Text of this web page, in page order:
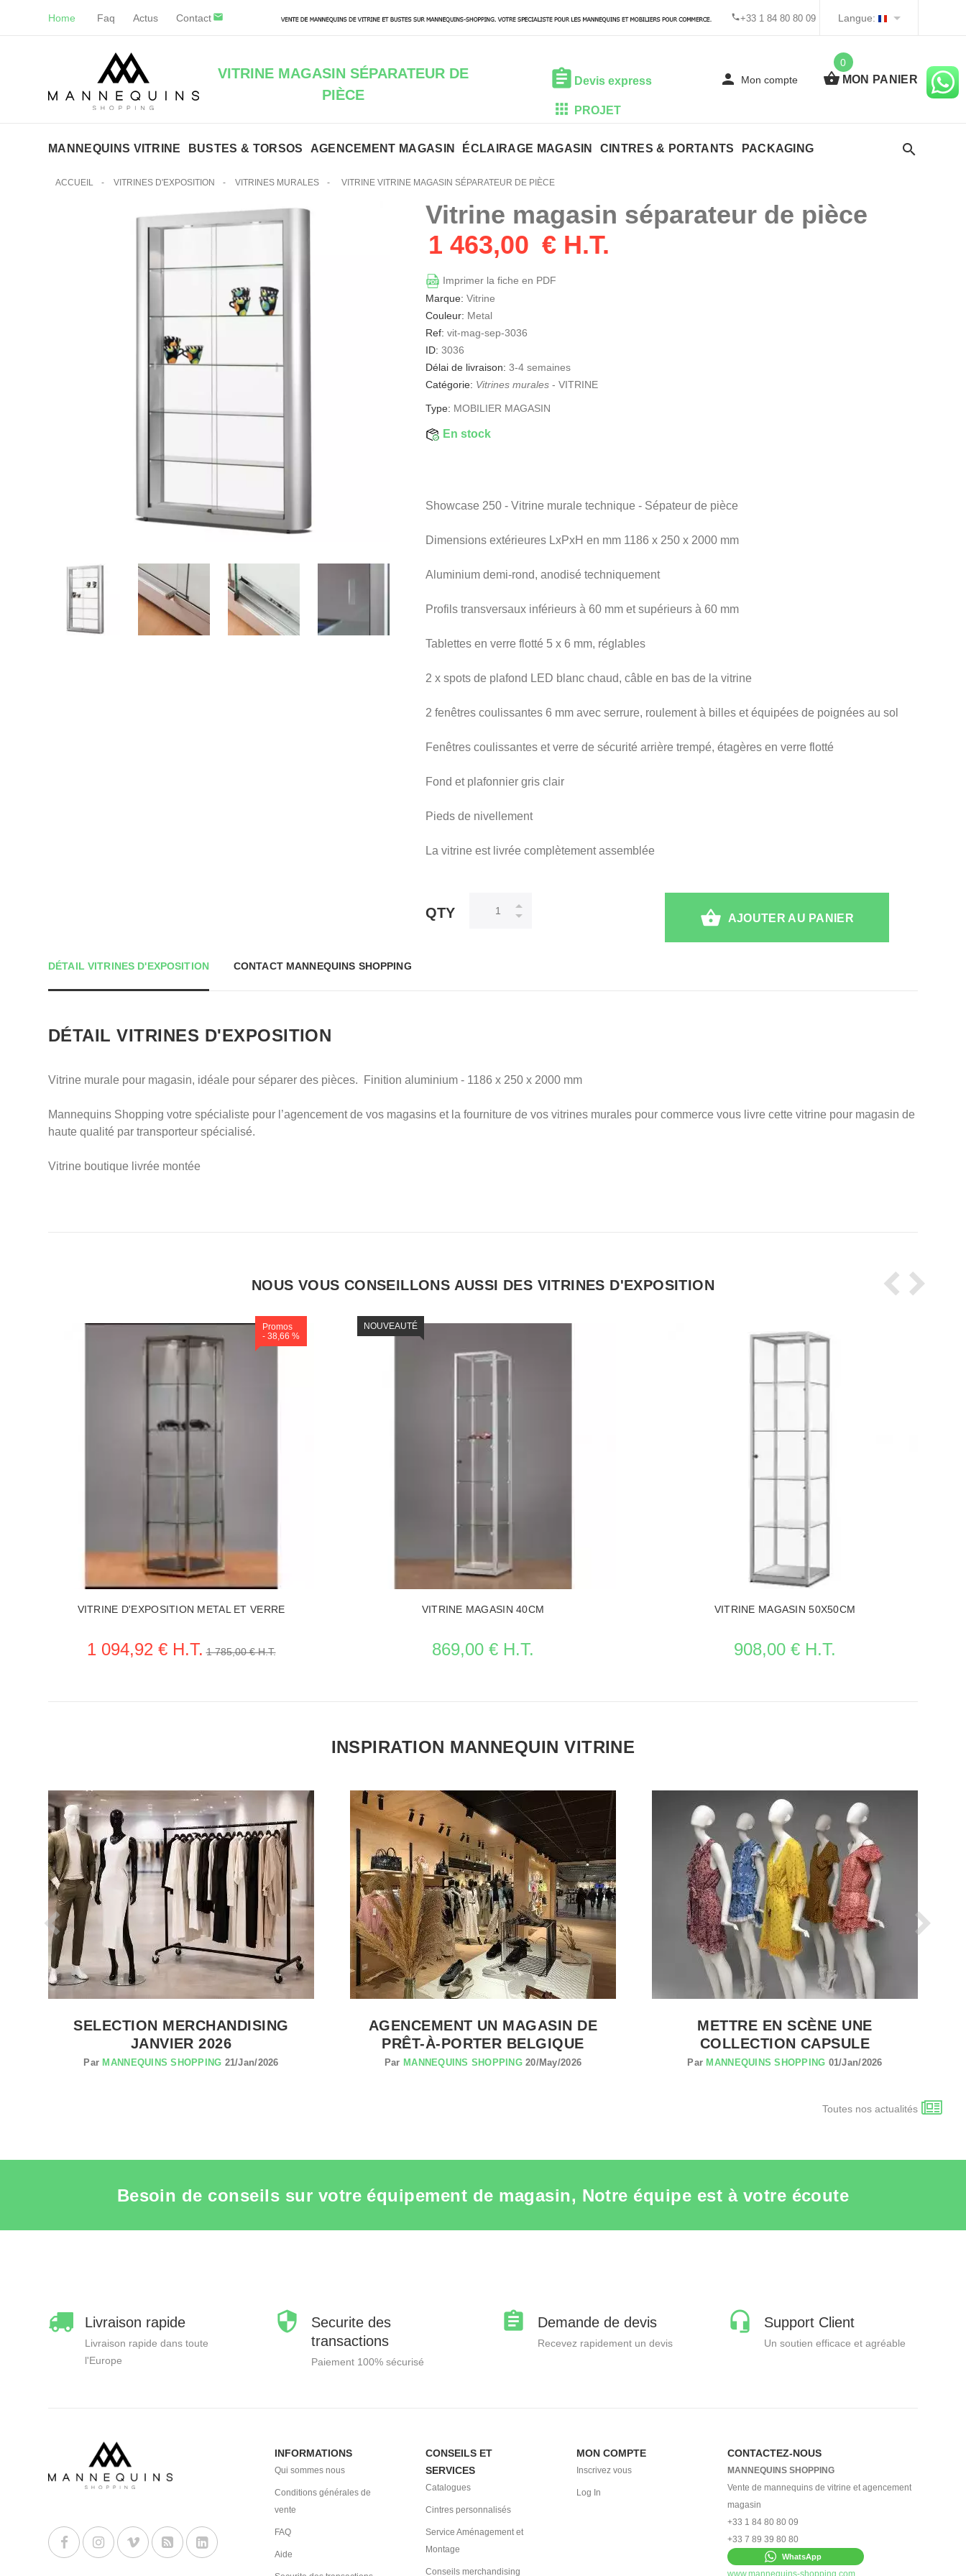
Home Faq Actus Contact +33 1 84 80 80 09 Langue:
VITRINE MAGASIN SÉPARATEUR DE
PIÈCE
Devis express
PROJET
Mon compte
0
MON PANIER
MANNEQUINS VITRINE BUSTES & TORSOS AGENCEMENT MAGASIN ÉCLAIRAGE MAGASIN CINTRES & PORTANTS PACKAGING
ACCUEIL - VITRINES D'EXPOSITION - VITRINES MURALES - VITRINE VITRINE MAGASIN SÉPARATEUR DE PIÈCE
Vitrine magasin séparateur de pièce
1 463,00 € H.T.
Imprimer la fiche en PDF
Marque: Vitrine
Couleur: Metal
Ref: vit-mag-sep-3036
ID: 3036
Délai de livraison: 3-4 semaines
Catégorie: Vitrines murales - VITRINE
Type: MOBILIER MAGASIN
En stock
Showcase 250 - Vitrine murale technique - Sépateur de pièce
Dimensions extérieures LxPxH en mm 1186 x 250 x 2000 mm
Aluminium demi-rond, anodisé techniquement
Profils transversaux inférieurs à 60 mm et supérieurs à 60 mm
Tablettes en verre flotté 5 x 6 mm, réglables
2 x spots de plafond LED blanc chaud, câble en bas de la vitrine
2 fenêtres coulissantes 6 mm avec serrure, roulement à billes et équipées de poignées au sol
Fenêtres coulissantes et verre de sécurité arrière trempé, étagères en verre flotté
Fond et plafonnier gris clair
Pieds de nivellement
La vitrine est livrée complètement assemblée
QTY AJOUTER AU PANIER
DÉTAIL VITRINES D'EXPOSITION CONTACT MANNEQUINS SHOPPING
DÉTAIL VITRINES D'EXPOSITION
Vitrine murale pour magasin, idéale pour séparer des pièces. Finition aluminium - 1186 x 250 x 2000 mm
Mannequins Shopping votre spécialiste pour l’agencement de vos magasins et la fourniture de vos vitrines murales pour commerce vous livre cette vitrine pour magasin de
haute qualité par transporteur spécialisé.
Vitrine boutique livrée montée
NOUS VOUS CONSEILLONS AUSSI DES VITRINES D'EXPOSITION
Promos
- 38,66 %
VITRINE D'EXPOSITION METAL ET VERRE
1 094,92 € H.T. 1 785,00 € H.T.
VOIR LA FICHE MOBILIER MAGASIN
NOUVEAUTÉ
VITRINE MAGASIN 40CM
869,00 € H.T.
VOIR LA FICHE MOBILIER MAGASIN
VITRINE MAGASIN 50X50CM
908,00 € H.T.
VOIR LA FICHE MOBILIER MAGASIN
INSPIRATION MANNEQUIN VITRINE
SELECTION MERCHANDISING
JANVIER 2026
Par MANNEQUINS SHOPPING 21/Jan/2026
AGENCEMENT UN MAGASIN DE
PRÊT-À-PORTER BELGIQUE
Par MANNEQUINS SHOPPING20/May/2026
METTRE EN SCÈNE UNE
COLLECTION CAPSULE
Par MANNEQUINS SHOPPING 01/Jan/2026
Toutes nos actualités
Besoin de conseils sur votre équipement de magasin, Notre équipe est à votre écoute
Livraison rapide
Livraison rapide dans toute
l'Europe
Securite des
transactions
Paiement 100% sécurisé
Demande de devis
Recevez rapidement un devis
Support Client
Un soutien efficace et agréable
INFORMATIONS
Qui sommes nous
Conditions générales de
vente
FAQ
Aide
CONSEILS ET
SERVICES
Catalogues
Cintres personnalisés
Service Aménagement et
Montage
Conseils merchandising
MON COMPTE
Inscrivez vous
Log In
CONTACTEZ-NOUS
MANNEQUINS SHOPPING
Vente de mannequins de vitrine et agencement
magasin
+33 1 84 80 80 09
+33 7 89 39 80 80
WhatsApp